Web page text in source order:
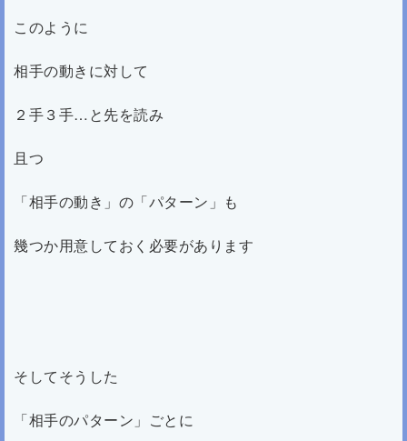
このように
相手の動きに対して
２手３手…と先を読み
且つ
「相手の動き」の「パターン」も
幾つか用意しておく必要があります
そしてそうした
「相手のパターン」ごとに